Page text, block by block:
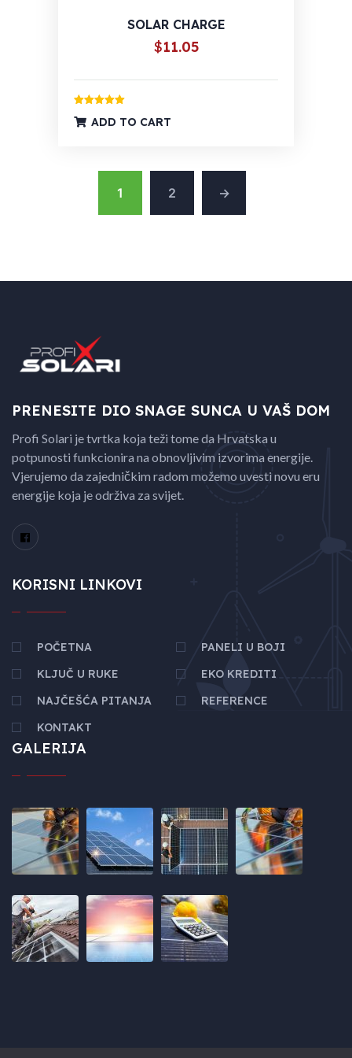
SOLAR CHARGE
$11.05
5.00 od 5
ADD TO CART
1 2 →
PRENESITE DIO SNAGE SUNCA U VAŠ DOM
Profi Solari je tvrtka koja teži tome da Hrvatska u
potpunosti funkcionira na obnovljivim izvorima energije.
Vjerujemo da zajedničkim radom možemo uvesti novu eru
energije koja je održiva za svijet.
KORISNI LINKOVI
POČETNA
PANELI U BOJI
KLJUČ U RUKE
EKO KREDITI
NAJČEŠĆA PITANJA
REFERENCE
KONTAKT
GALERIJA